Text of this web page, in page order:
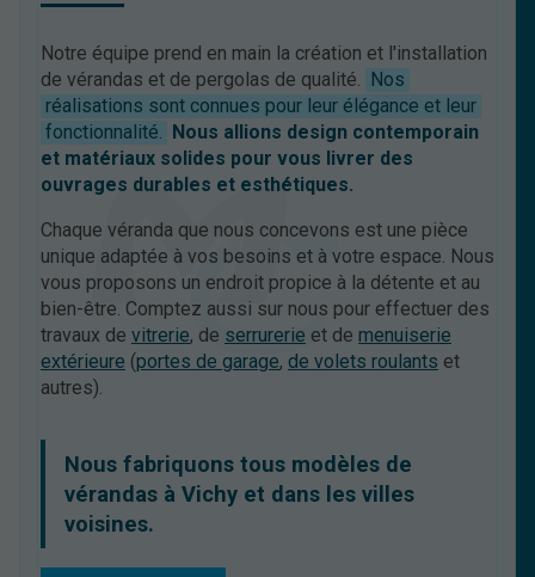
Notre équipe prend en main la création et l'installation
de vérandas et de pergolas de qualité.
Nos
réalisations sont connues pour leur élégance et leur
fonctionnalité.
Nous allions design contemporain
et matériaux solides pour vous livrer des
ouvrages durables et esthétiques.
Chaque véranda que nous concevons est une pièce
unique adaptée à vos besoins et à votre espace. Nous
vous proposons un endroit propice à la détente et au
bien-être. Comptez aussi sur nous pour effectuer des
travaux de vitrerie, de serrurerie et de menuiserie
extérieure (portes de garage, de volets roulants et
autres).
Nous fabriquons tous modèles de
vérandas à Vichy et dans les villes
voisines.